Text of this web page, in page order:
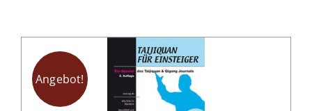
Angebot!